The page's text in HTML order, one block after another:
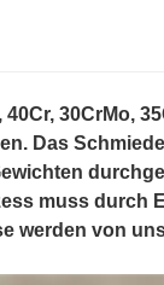
30CrMo,
Das
muss durch
werden von